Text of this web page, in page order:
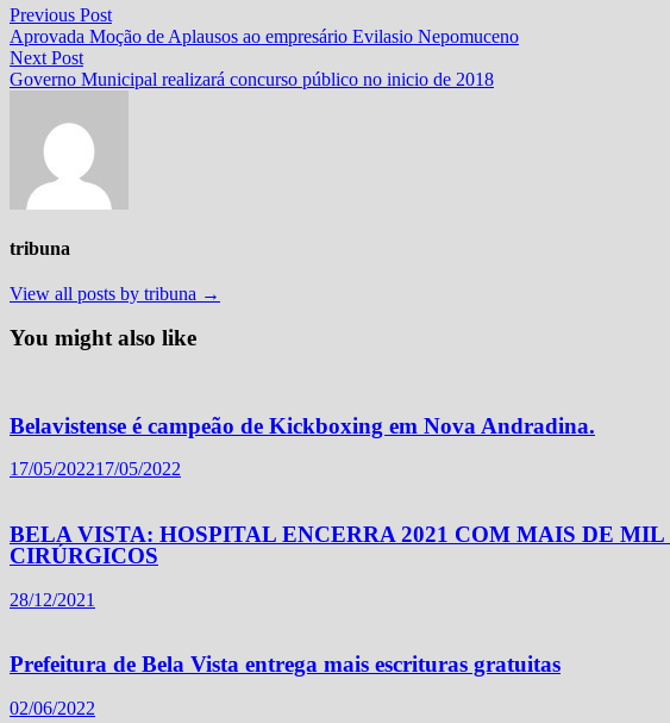
Navegação
de
Post
Previous PostPrevious
post:
Aprovada Moção de Aplausos ao empresário Evilasio Nepomuceno
Next PostNext
post:
Governo Municipal realizará concurso público no inicio de 2018
tribuna
View all posts by tribuna →
You might also like
Belavistense é campeão de Kickboxing em Nova Andradina.
17/05/202217/05/2022
BELA VISTA: HOSPITAL ENCERRA 2021 COM MAIS DE
CIRÚRGICOS
28/12/2021
Prefeitura de Bela Vista entrega mais escrituras gratuitas
02/06/2022